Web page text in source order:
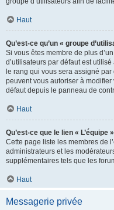
Haut
Qu’est-ce qu’un « groupe
Si vous êtes membre de plus
d’utilisateurs par défaut est
le rang qui vous sera assigné
peuvent vous autoriser à
défaut depuis le panneau de
Haut
Qu’est-ce que le lien « L’équipe
Cette page liste les membres de
administrateurs et les
supplémentaires tels que les
Haut
Messagerie privée